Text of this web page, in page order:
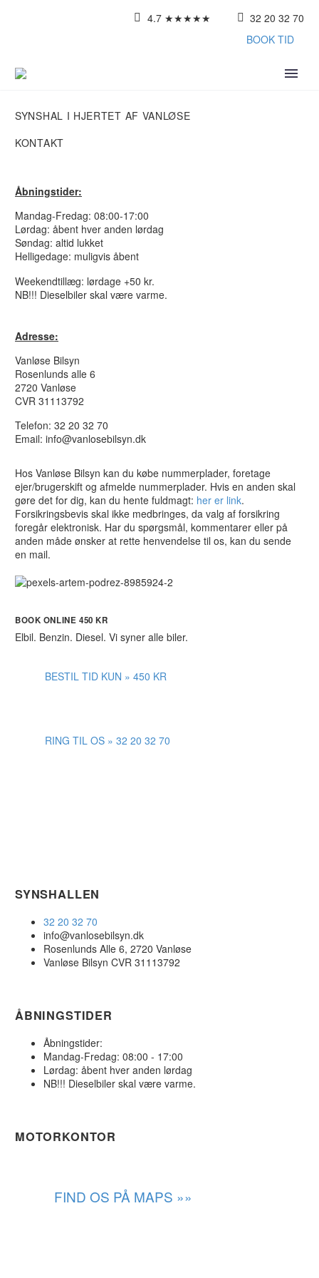
4.7 ★★★★★
32 20 32 70
BOOK TID
SYNSHAL I HJERTET AF VANLØSE
KONTAKT
Åbningstider:
Mandag-Fredag: 08:00-17:00
Lørdag: åbent hver anden lørdag
Søndag: altid lukket
Helligedage: muligvis åbent
Weekendtillæg: lørdage +50 kr.
NB!!! Dieselbiler skal være varme.
Adresse:
Vanløse Bilsyn
Rosenlunds alle 6
2720 Vanløse
CVR 31113792
Telefon: 32 20 32 70
Email: info@vanlosebilsyn.dk
Hos Vanløse Bilsyn kan du købe nummerplader, foretage
ejer/brugerskift og afmelde nummerplader. Hvis en anden skal
gøre det for dig, kan du hente fuldmagt: her er link.
Forsikringsbevis skal ikke medbringes, da valg af forsikring
foregår elektronisk. Har du spørgsmål, kommentarer eller på
anden måde ønsker at rette henvendelse til os, kan du sende
en mail.
BOOK ONLINE 450 KR
Elbil. Benzin. Diesel. Vi syner alle biler.
BESTIL TID KUN » 450 KR
RING TIL OS » 32 20 32 70
SYNSHALLEN
32 20 32 70
info@vanlosebilsyn.dk
Rosenlunds Alle 6, 2720 Vanløse
Vanløse Bilsyn CVR 31113792
ÅBNINGSTIDER
Åbningstider:
Mandag-Fredag: 08:00 - 17:00
Lørdag: åbent hver anden lørdag
NB!!! Dieselbiler skal være varme.
MOTORKONTOR
FIND OS PÅ MAPS »»